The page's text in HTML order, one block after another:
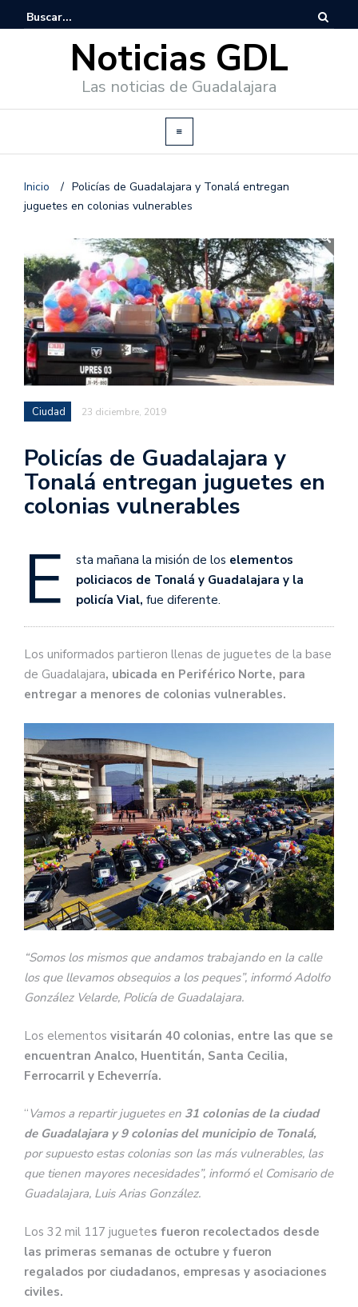
Noticias GDL
Las noticias de Guadalajara
Inicio / Policías de Guadalajara y Tonalá entregan
juguetes en colonias vulnerables
Ciudad 23 diciembre, 2019
Policías de Guadalajara y
Tonalá entregan juguetes en
colonias vulnerables
E sta mañana la misión de los elementos
policiacos de Tonalá y Guadalajara y la
policía Vial, fue diferente.
Los uniformados partieron llenas de juguetes de la base
de Guadalajara, ubicada en Periférico Norte, para
entregar a menores de colonias vulnerables.
“Somos los mismos que andamos trabajando en la calle
los que llevamos obsequios a los peques”, informó Adolfo
González Velarde, Policía de Guadalajara.
Los elementos visitarán 40 colonias, entre las que se
encuentran Analco, Huentitán, Santa Cecilia,
Ferrocarril y Echeverría.
“ Vamos a repartir juguetes en 31 colonias de la ciudad
de Guadalajara y 9 colonias del municipio de Tonalá,
por supuesto estas colonias son las más vulnerables, las
que tienen mayores necesidades”, informó el Comisario de
Guadalajara, Luis Arias González.
Los 32 mil 117 juguetes fueron recolectados desde
las primeras semanas de octubre y fueron
regalados por ciudadanos, empresas y asociaciones
civiles.